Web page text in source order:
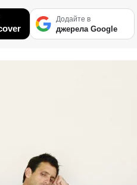
Додайте в
джерела Google